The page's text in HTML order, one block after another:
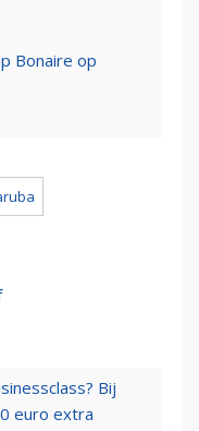
Bonaire op
Bij
euro extra